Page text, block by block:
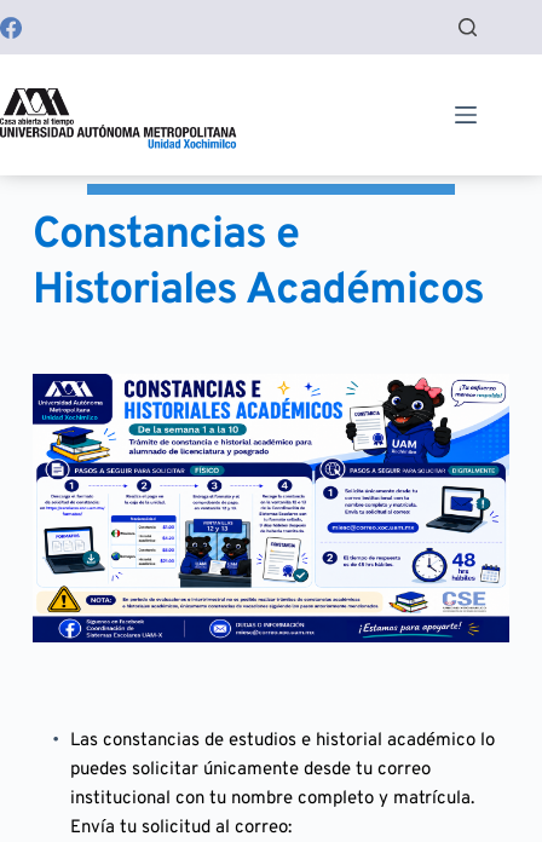
al
contenido
Constancias e
Historiales Académicos
Las constancias de estudios e historial académico lo
puedes solicitar únicamente desde tu correo
institucional con tu nombre completo y matrícula.
Envía tu solicitud al correo: